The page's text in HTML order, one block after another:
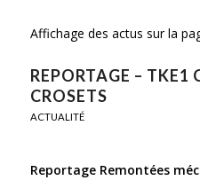
Affichage des actus sur la
REPORTAGE – TKE1
CROSETS
ACTUALITÉ
Reportage Remontées